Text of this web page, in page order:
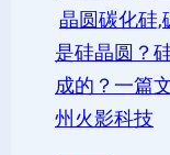
晶圆碳化硅,
是硅晶圆？
成的？一篇
州火影科技